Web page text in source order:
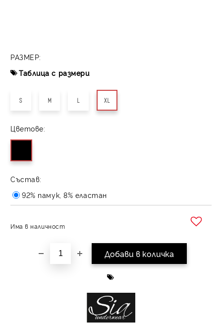
РАЗМЕР:
Таблица с размери
S M L XL
Цветове:
Състав:
92% памук, 8% еластан
Има в наличност